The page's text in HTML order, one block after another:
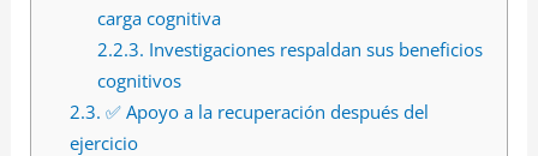
carga cognitiva
2.2.3. Investigaciones respaldan sus beneficios
cognitivos
2.3. ✅ Apoyo a la recuperación después del
ejercicio